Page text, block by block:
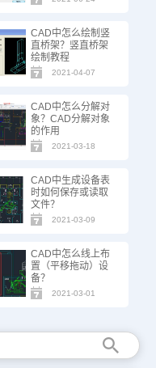
CAD中怎么绘制竖
直桥架？竖直桥架
绘制教程
2021-04-07
CAD中怎么分解对
象？CAD分解对象
的作用
2021-03-18
CAD中生成设备表
时如何保存或读取
文件？
2021-03-09
CAD中怎么线上布
置（平移拖动）设
备？
2021-03-01